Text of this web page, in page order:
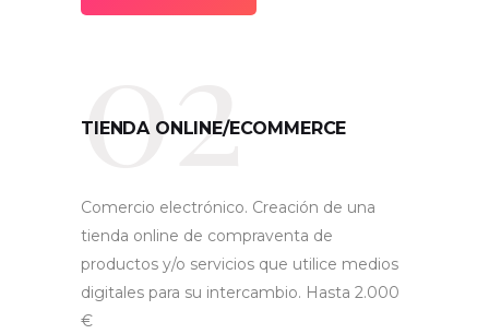
TIENDA ONLINE/ECOMMERCE
02
Comercio electrónico. Creación de una
tienda online de compraventa de
productos y/o servicios que utilice medios
digitales para su intercambio. Hasta 2.000
€